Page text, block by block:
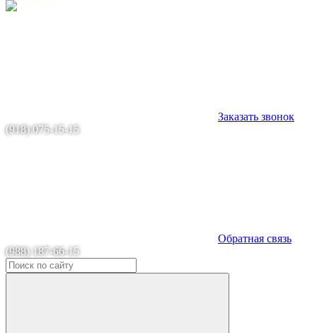
Заказать звонок
(918) 075-15-15
Обратная связь
(988) 187-66-15